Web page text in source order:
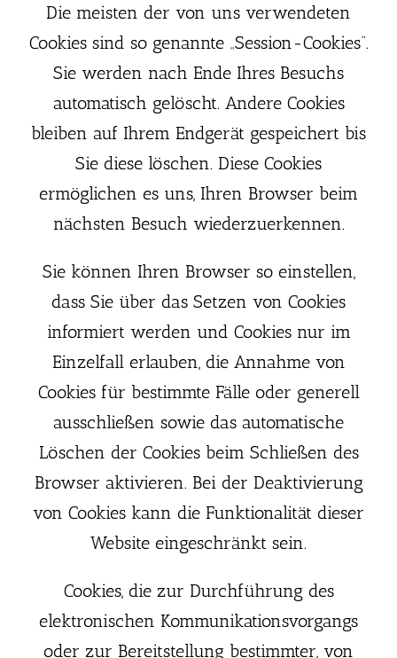
Die meisten der von uns verwendeten
Cookies sind so genannte „Session-Cookies“.
Sie werden nach Ende Ihres Besuchs
automatisch gelöscht. Andere Cookies
bleiben auf Ihrem Endgerät gespeichert bis
Sie diese löschen. Diese Cookies
ermöglichen es uns, Ihren Browser beim
nächsten Besuch wiederzuerkennen.
Sie können Ihren Browser so einstellen,
dass Sie über das Setzen von Cookies
informiert werden und Cookies nur im
Einzelfall erlauben, die Annahme von
Cookies für bestimmte Fälle oder generell
ausschließen sowie das automatische
Löschen der Cookies beim Schließen des
Browser aktivieren. Bei der Deaktivierung
von Cookies kann die Funktionalität dieser
Website eingeschränkt sein.
Cookies, die zur Durchführung des
elektronischen Kommunikationsvorgangs
oder zur Bereitstellung bestimmter, von